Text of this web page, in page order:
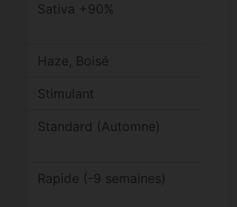
Sativa +90%
Haze, Boisé
Stimulant
Standard (Automne)
Rapide (-9 semaines)